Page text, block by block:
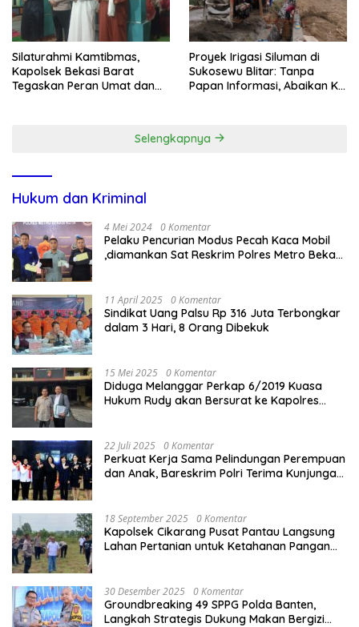
Silaturahmi Kamtibmas,
Kapolsek Bekasi Barat
Tegaskan Peran Umat dan
Proyek Irigasi Siluman di
Sukosewu Blitar: Tanpa
Papan Informasi, Abaikan K3,
Selengkapnya
Hukum dan Kriminal
4 Mei 2024 0 Komentar
Pelaku Pencurian Modus Pecah Kaca Mobil
,diamankan Sat Reskrim Polres Metro Bekasi
11 April 2025 0 Komentar
Sindikat Uang Palsu Rp 316 Juta Terbongkar
dalam 3 Hari, 8 Orang Dibekuk
15 Mei 2025 0 Komentar
Diduga Melanggar Perkap 6/2019 Kuasa
Hukum Rudy akan Bersurat ke Kapolres
22 Juli 2025 0 Komentar
Perkuat Kerja Sama Pelindungan Perempuan
dan Anak, Bareskrim Polri Terima Kunjungan
18 September 2025 0 Komentar
Kapolsek Cikarang Pusat Pantau Langsung
Lahan Pertanian untuk Ketahanan Pangan
30 Desember 2025 0 Komentar
Groundbreaking 49 SPPG Polda Banten,
Langkah Strategis Dukung Makan Bergizi